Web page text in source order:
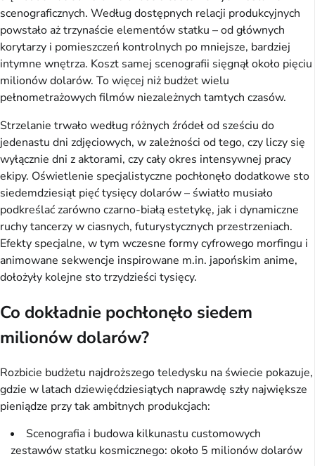
scenograficznych. Według dostępnych relacji produkcyjnych
powstało aż trzynaście elementów statku – od głównych
korytarzy i pomieszczeń kontrolnych po mniejsze, bardziej
intymne wnętrza. Koszt samej scenografii sięgnął około pięciu
milionów dolarów. To więcej niż budżet wielu
pełnometrażowych filmów niezależnych tamtych czasów.
Strzelanie trwało według różnych źródeł od sześciu do
jedenastu dni zdjęciowych, w zależności od tego, czy liczy się
wyłącznie dni z aktorami, czy cały okres intensywnej pracy
ekipy. Oświetlenie specjalistyczne pochłonęło dodatkowe sto
siedemdziesiąt pięć tysięcy dolarów – światło musiało
podkreślać zarówno czarno-białą estetykę, jak i dynamiczne
ruchy tancerzy w ciasnych, futurystycznych przestrzeniach.
Efekty specjalne, w tym wczesne formy cyfrowego morfingu i
animowane sekwencje inspirowane m.in. japońskim anime,
dołożyły kolejne sto trzydzieści tysięcy.
Co dokładnie pochłonęło siedem
milionów dolarów?
Rozbicie budżetu najdroższego teledysku na świecie pokazuje,
gdzie w latach dziewięćdziesiątych naprawdę szły największe
pieniądze przy tak ambitnych produkcjach:
Scenografia i budowa kilkunastu customowych
zestawów statku kosmicznego: około 5 milionów dolarów